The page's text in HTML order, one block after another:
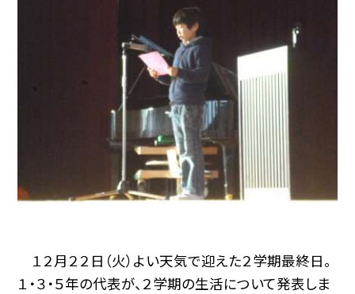
１２月２２日（火）よい天気で迎えた２学期最終日。
１・３・５年の代表が、２学期の生活について発表しま